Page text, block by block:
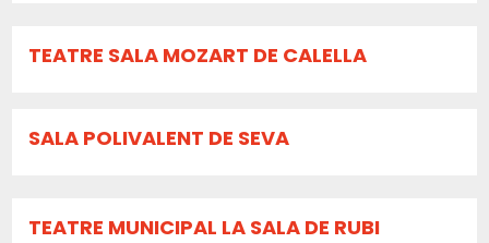
TEATRE SALA MOZART DE CALELLA
SALA POLIVALENT DE SEVA
TEATRE MUNICIPAL LA SALA DE RUBI